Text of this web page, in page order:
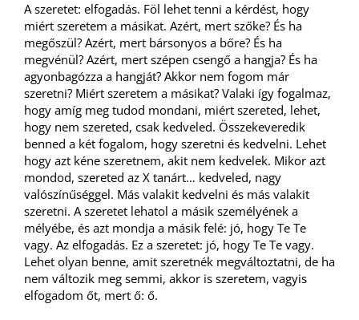
A szeretet: elfogadás. Föl lehet tenni a kérdést, hogy
miért szeretem a másikat. Azért, mert szőke? És ha
megőszül? Azért, mert bársonyos a bőre? És ha
megvénül? Azért, mert szépen csengő a hangja? És ha
agyonbagózza a hangját? Akkor nem fogom már
szeretni? Miért szeretem a másikat? Valaki így fogalmaz,
hogy amíg meg tudod mondani, miért szereted, lehet,
hogy nem szereted, csak kedveled. Összekeveredik
benned a két fogalom, hogy szeretni és kedvelni. Lehet
hogy azt kéne szeretnem, akit nem kedvelek. Mikor azt
mondod, szereted az X tanárt… kedveled, nagy
valószínűséggel. Más valakit kedvelni és más valakit
szeretni. A szeretet lehatol a másik személyének a
mélyébe, és azt mondja a másik felé: jó, hogy Te Te
vagy. Az elfogadás. Ez a szeretet: jó, hogy Te Te vagy.
Lehet olyan benne, amit szeretnék megváltoztatni, de ha
nem változik meg semmi, akkor is szeretem, vagyis
elfogadom őt, mert ő: ő.